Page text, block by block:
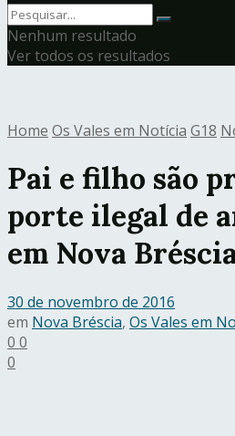
Nenhum resultado
Ver todos os resultados
Home Os Vales em Notícia G18
Pai e filho são
porte ilegal de
em Nova
30 de novembro de 2016
em Nova Bréscia, Os Vales em
0 0
0